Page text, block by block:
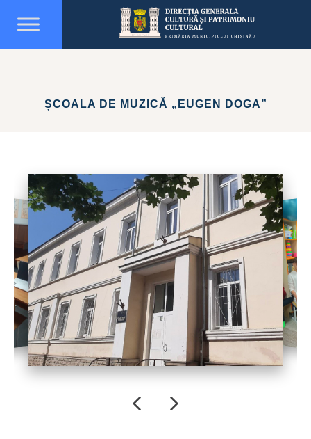
ȘCOALA DE MUZICĂ „EUGEN DOGA”
Previous
Next